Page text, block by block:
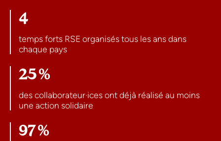
4
temps forts RSE organisés tous les ans dans
chaque pays
25 %
des collaborateur·ices ont déjà réalisé au moins
une action solidaire
97 %